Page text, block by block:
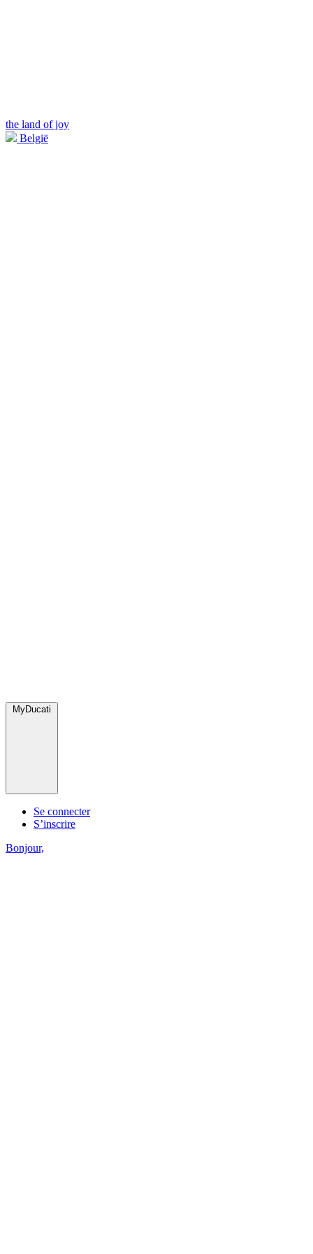
the land of joy
België
MyDucati
Se connecter
S’inscrire
Bonjour,